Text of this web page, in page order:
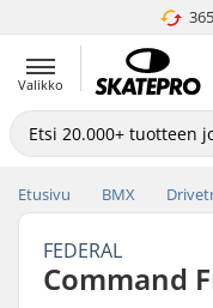
Valikko
Etusivu BMX
FEDERAL
Command